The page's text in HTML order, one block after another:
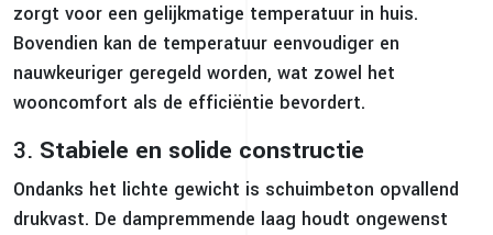
zorgt voor een gelijkmatige temperatuur in huis.
Bovendien kan de temperatuur eenvoudiger en
nauwkeuriger geregeld worden, wat zowel het
wooncomfort als de efficiëntie bevordert.
3. Stabiele en solide constructie
Ondanks het lichte gewicht is schuimbeton opvallend
drukvast. De dampremmende laag houdt ongewenst